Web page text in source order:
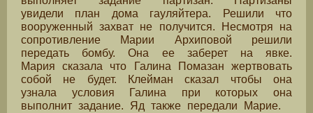
увидели план дома гауляйтера. Решили что
вооруженный захват не получится. Несмотря на
сопротивление Марии Архиповой решили
передать бомбу. Она ее заберет на явке.
Мария сказала что Галина Помазан жертвовать
собой не будет. Клейман сказал чтобы она
узнала условия Галина при которых она
выполнит задание. Яд также передали Марие.